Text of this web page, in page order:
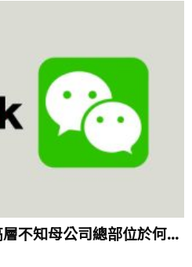
不知母公司總部位於何...